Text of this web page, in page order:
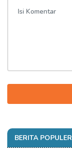
BERITA POPULER